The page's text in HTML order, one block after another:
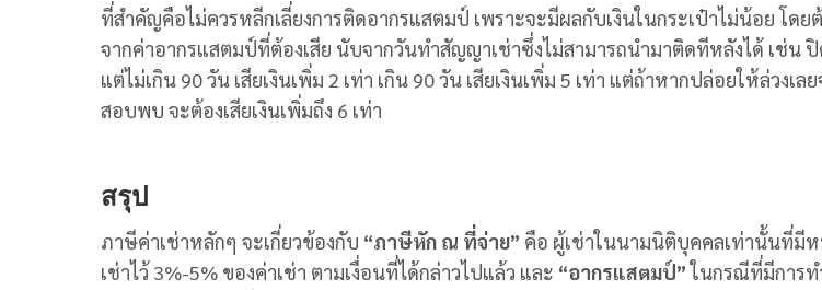
ที่สำคัญคือไม่ควรหลีกเลี่ยงการติดอากรแสตมป์ เพราะจะมีผลกับเงินในกระเป๋าไม่น้อย โดย
จากค่าอากรแสตมป์ที่ต้องเสีย นับจากวันทำสัญญาเช่าซึ่งไม่สามารถนำมาติดทีหลังได้ เช่น
แต่ไม่เกิน 90 วัน เสียเงินเพิ่ม 2 เท่า เกิน 90 วัน เสียเงินเพิ่ม 5 เท่า แต่ถ้าหากปล่อยให้ล่วงเล
สอบพบ จะต้องเสียเงินเพิ่มถึง 6 เท่า
สรุป
ภาษีค่าเช่าหลักๆ จะเกี่ยวข้องกับ “ภาษีหัก ณ ที่จ่าย” คือ ผู้เช่าในนามนิติบุคคลเท่านั้นที่มี
เช่าไว้ 3%-5% ของค่าเช่า ตามเงื่อนที่ได้กล่าวไปแล้ว และ “อากรแสตมป์”ในกรณีที่มีการ